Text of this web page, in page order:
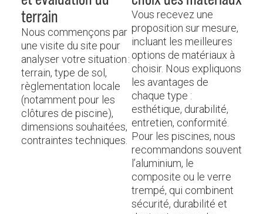
terrain
Nous commençons par
une visite du site pour
analyser votre situation :
terrain, type de sol,
règlementation locale
(notamment pour les
clôtures de piscine),
dimensions souhaitées,
contraintes techniques.
Vous recevez une
proposition sur mesure,
incluant les meilleures
options de matériaux à
choisir. Nous expliquons
les avantages de
chaque type :
esthétique, durabilité,
entretien, conformité.
Pour les piscines, nous
recommandons souvent
l’aluminium, le
composite ou le verre
trempé, qui combinent
sécurité, durabilité et